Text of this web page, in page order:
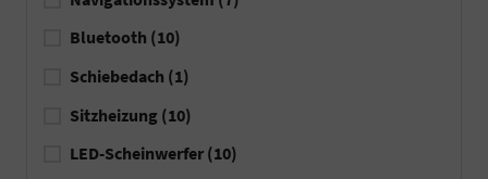
Bluetooth (10)
Schiebedach (1)
Sitzheizung (10)
LED-Scheinwerfer (10)